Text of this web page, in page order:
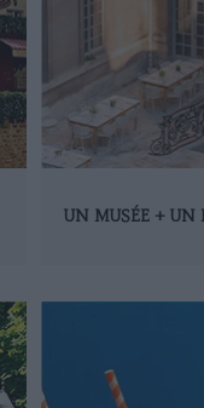
UN MUSÉE +